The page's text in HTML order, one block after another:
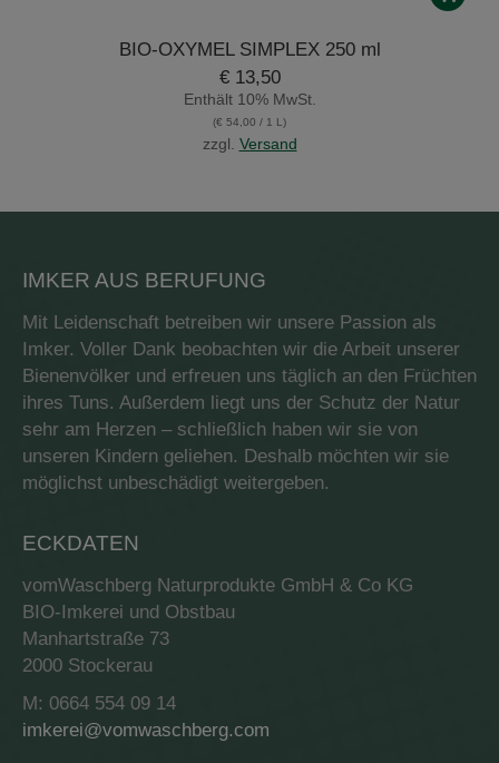
BIO-OXYMEL SIMPLEX 250 ml
€13,50
Enthält 10% MwSt.
(€ 54,00 / 1 L)
zzgl. Versand
IMKER AUS BERUFUNG
Mit Leidenschaft betreiben wir unsere Passion als
Imker. Voller Dank beobachten wir die Arbeit unserer
Bienenvölker und erfreuen uns täglich an den Früchten
ihres Tuns. Außerdem liegt uns der Schutz der Natur
sehr am Herzen – schließlich haben wir sie von
unseren Kindern geliehen. Deshalb möchten wir sie
möglichst unbeschädigt weitergeben.
ECKDATEN
vomWaschberg Naturprodukte GmbH & Co KG
BIO-Imkerei und Obstbau
Manhartstraße 73
2000 Stockerau
M: 0664 554 09 14
imkerei@vomwaschberg.com